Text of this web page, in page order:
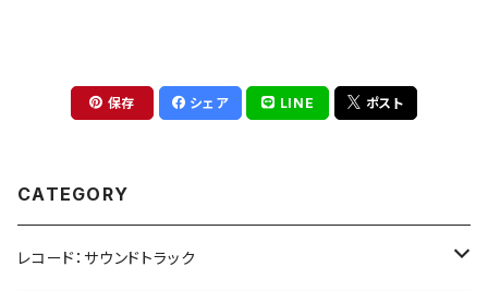
保存 シェア LINE ポスト
CATEGORY
レコード：サウンドトラック